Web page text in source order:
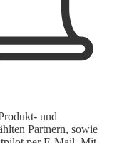
und
Partnern, sowie